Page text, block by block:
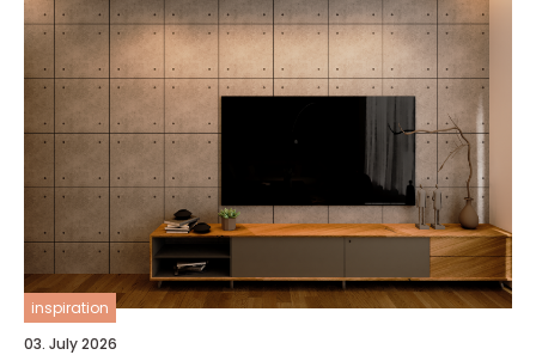
inspiration
03. July 2026